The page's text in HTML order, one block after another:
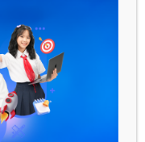
này để đến